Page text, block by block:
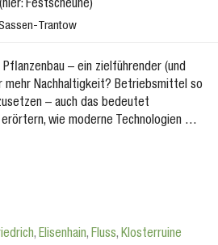
Festscheune)
Trantow
– ein zielführender (und
mehr Nachhaltigkeit? Betriebsmittel so
– auch das bedeutet
wie moderne Technologien …
, Elisenhain, Fluss, Klosterruine